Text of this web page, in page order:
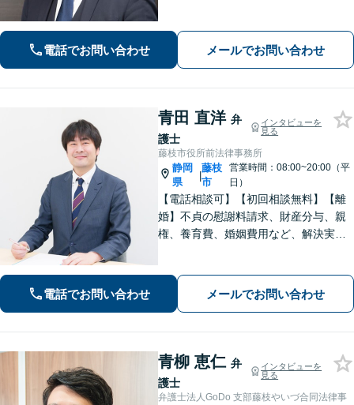
浜松の企業を支援します。医療／運送
／介護／建設ほか【休日・夜間相談
電話でお問い合わせ メールでお問い合わせ
青田 直洋 弁
護士
インタビューを
見る
藤枝市役所前法律事務所
静岡
県
|
藤枝
市
営業時間：08:00~20:00（平
日）
【電話相談可】【初回相談無料】【離
婚】不貞の慰謝料請求、財産分与、親
権、養育費、婚姻費用など、解決実績
ションを取りながらお話を進めてまい
ります【法テラス利用可】【藤枝市役
電話でお問い合わせ メールでお問い合わせ
青柳 恵仁 弁
護士
インタビューを
見る
弁護士法人GoDo 支部藤枝やいづ合同法律事